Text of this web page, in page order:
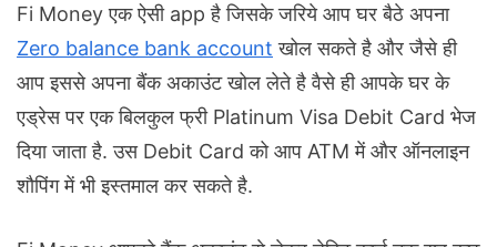
Fi Money एक ऐसी app है जिसके जरिये आप घर बैठे अपना
Zero balance bank account खोल सकते है और जैसे ही
आप इससे अपना बैंक अकाउंट खोल लेते है वैसे ही आपके घर के
एड्रेस पर एक बिलकुल फ्री Platinum Visa Debit Card भेज
दिया जाता है. उस Debit Card को आप ATM में और ऑनलाइन
शौपिंग में भी इस्तमाल कर सकते है.